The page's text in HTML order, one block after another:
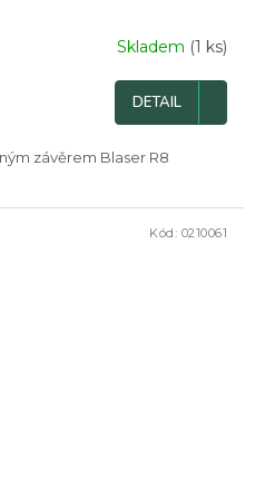
Skladem (1 ks)
DETAIL
závěrem Blaser R8
Kód: 0210061